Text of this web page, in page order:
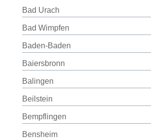
Bad Urach
Bad Wimpfen
Baden-Baden
Baiersbronn
Balingen
Beilstein
Bempflingen
Bensheim